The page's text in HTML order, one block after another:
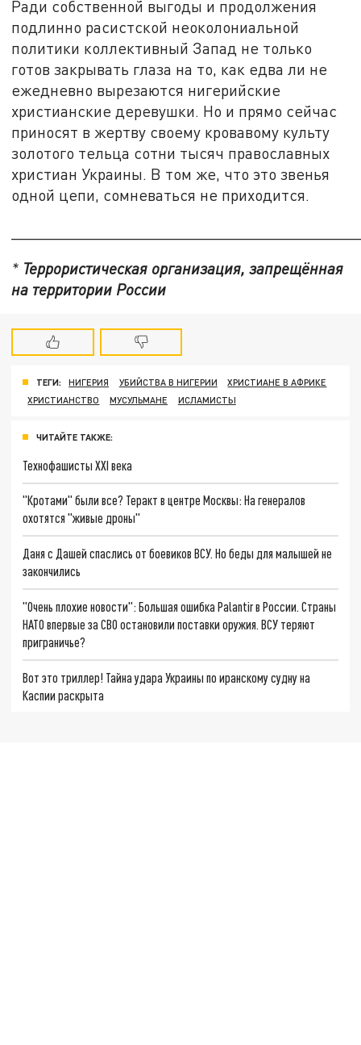
Ради собственной выгоды и продолжения
подлинно расистской неоколониальной
политики коллективный Запад не только
готов закрывать глаза на то, как едва ли не
ежедневно вырезаются нигерийские
христианские деревушки. Но и прямо сейчас
приносят в жертву своему кровавому культу
золотого тельца сотни тысяч православных
христиан Украины. В том же, что это звенья
одной цепи, сомневаться не приходится.
* Террористическая организация, запрещённая
на территории России
ТЕГИ: НИГЕРИЯ УБИЙСТВА В НИГЕРИИ
ХРИСТИАНЕ В АФРИКЕ
ХРИСТИАНСТВО
МУСУЛЬМАНЕ ИСЛАМИСТЫ
ЧИТАЙТЕ ТАКЖЕ:
Технофашисты XXI века
"Кротами" были все? Теракт в центре Москвы: На генералов
охотятся "живые дроны"
Даня с Дашей спаслись от боевиков ВСУ. Но беды для малышей не
закончились
"Очень плохие новости": Большая ошибка Palantir в России. Страны
НАТО впервые за СВО остановили поставки оружия. ВСУ теряют
приграничье?
Вот это триллер! Тайна удара Украины по иранскому судну на
Каспии раскрыта